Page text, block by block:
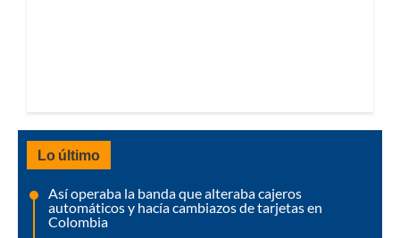
Lo último
Así operaba la banda que alteraba cajeros
automáticos y hacía cambiazos de tarjetas en
Colombia